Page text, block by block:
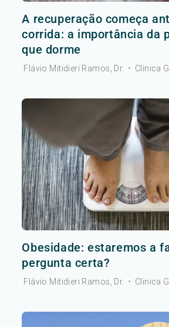
A recuperação começa
corrida: a importância da
que dorme
Flávio Mitidieri Ramos, Dr. • Clinica
Obesidade: estaremos a
pergunta certa?
Flávio Mitidieri Ramos, Dr. • Clinica